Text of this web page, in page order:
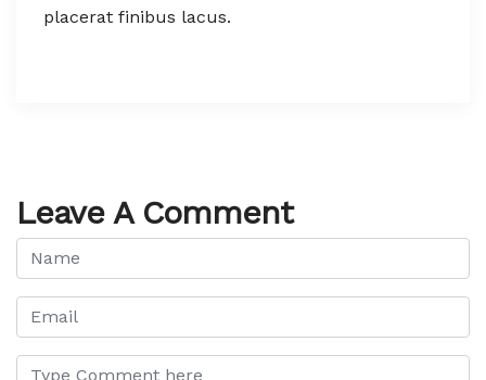
placerat finibus lacus.
Leave A Comment